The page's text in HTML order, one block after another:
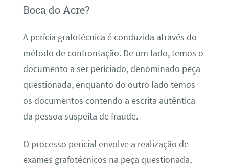
Boca do Acre?
A perícia grafotécnica é conduzida através do
método de confrontação. De um lado, temos o
documento a ser periciado, denominado peça
questionada, enquanto do outro lado temos
os documentos contendo a escrita autêntica
da pessoa suspeita de fraude.
O processo pericial envolve a realização de
exames grafotécnicos na peça questionada,